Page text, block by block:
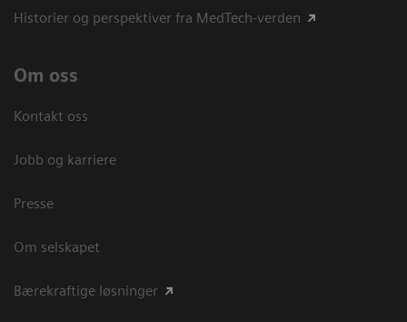
Historier og perspektiver fra MedTech-verden
Om oss
Kontakt oss
Jobb og karriere
Presse
Om selskapet
Bærekraftige løsninger